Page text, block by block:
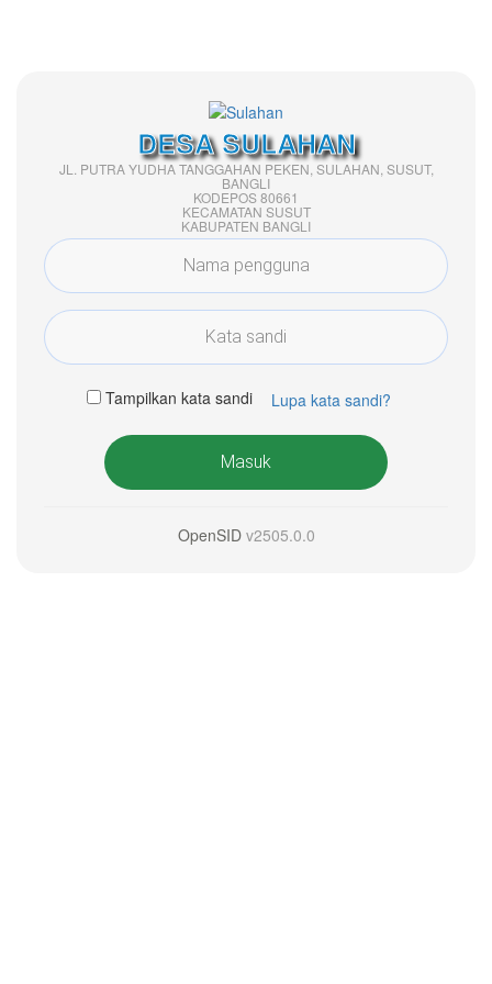
DESA SULAHAN
JL. PUTRA YUDHA TANGGAHAN PEKEN, SULAHAN, SUSUT,
BANGLI
KODEPOS 80661
KECAMATAN SUSUT
KABUPATEN BANGLI
Tampilkan kata sandi Lupa kata sandi?
Masuk
OpenSIDv2505.0.0